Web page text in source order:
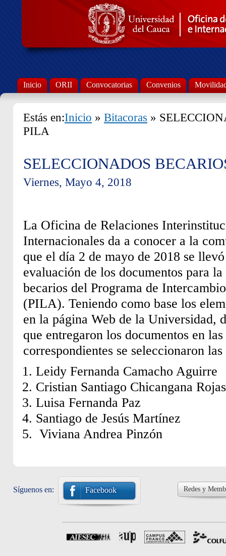
Inicio ORII Convocatorias Convenios
Estás en:Inicio » Bitacoras »
PILA
SELECCIONADOS
Viernes, Mayo 4, 2018
La Oficina de Relaciones
Internacionales da a conocer a la
que el día 2 de mayo de 2018 se
evaluación de los documentos para
becarios del Programa de
(PILA). Teniendo como base los
en la página Web de la Universidad,
que entregaron los documentos en
correspondientes se seleccionaron
Leidy Fernanda Camacho Aguirre
Cristian Santiago Chicangana Rojas
Luisa Fernanda Paz
Santiago de Jesús Martínez
Viviana Andrea Pinzón
Síguenos en: Facebook Redes y